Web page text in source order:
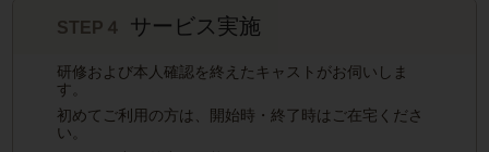
STEP４ サービス実施
研修および本人確認を終えたキャストがお伺いしま
す。
初めてご利用の方は、開始時・終了時はご在宅くださ
い。